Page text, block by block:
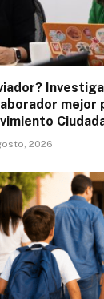
mejor
2026